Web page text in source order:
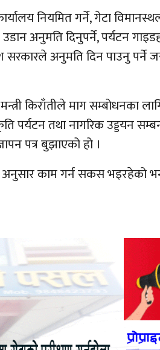
नियमित गर्ने, गेटा
अनुमति दिनुपर्ने, पर्यटन
सरकारले अनुमति दिन पाउनु पर्ने
किराँतीले माग सम्बोधनका
पर्यटन तथा नागरिक उड्डयन
पत्र बुझाएको हो ।
काम गर्न सकस भइरहेको